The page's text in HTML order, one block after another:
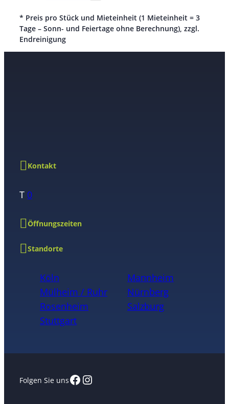
* Preis pro Stück und Mieteinheit (1 Mieteinheit = 3
Tage – Sonn- und Feiertage ohne Berechnung), zzgl.
Endreinigung
Kontakt
T 0
Öffnungszeiten
Standorte
Köln
Mannheim
Mülheim / Ruhr
Nürnberg
Rosenheim
Salzburg
Stuttgart
Folgen Sie unsFacebook
Instagram